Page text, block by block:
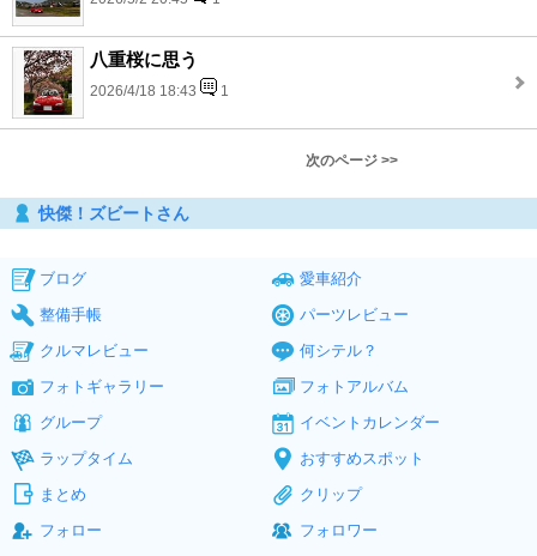
八重桜に思う
2026/4/18 18:43 1
次のページ >>
快傑！ズビートさん
ブログ
愛車紹介
整備手帳
パーツレビュー
クルマレビュー
何シテル？
フォトギャラリー
フォトアルバム
グループ
イベントカレンダー
ラップタイム
おすすめスポット
まとめ
クリップ
フォロー
フォロワー